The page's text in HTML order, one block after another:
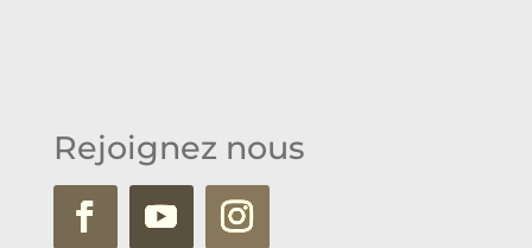
Rejoignez nous